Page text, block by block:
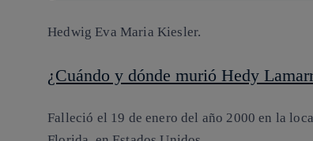
Hedwig Eva Maria Kiesler.
¿Cuándo y dónde murió Hedy
Falleció el 19 de enero del año 2000 en la